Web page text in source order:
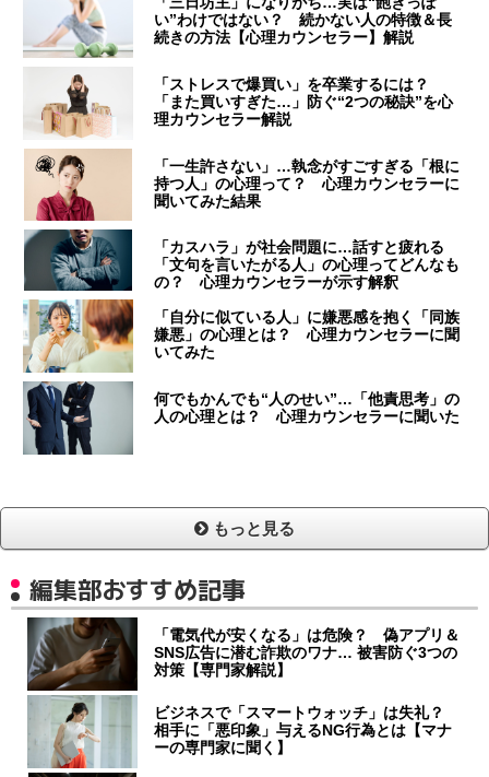
い”わけではない？ 続かない人の特徴＆長
続きの方法【心理カウンセラー】解説
「ストレスで爆買い」を卒業するには？
「また買いすぎた…」防ぐ“2つの秘訣”を心
理カウンセラー解説
「一生許さない」…執念がすごすぎる「根に
持つ人」の心理って？ 心理カウンセラーに
聞いてみた結果
「カスハラ」が社会問題に…話すと疲れる
「文句を言いたがる人」の心理ってどんなも
の？ 心理カウンセラーが示す解釈
「自分に似ている人」に嫌悪感を抱く「同族
嫌悪」の心理とは？ 心理カウンセラーに聞
いてみた
何でもかんでも“人のせい”…「他責思考」の
人の心理とは？ 心理カウンセラーに聞いた
もっと見る
編集部おすすめ記事
「電気代が安くなる」は危険？ 偽アプリ＆
SNS広告に潜む詐欺のワナ… 被害防ぐ3つの
対策【専門家解説】
ビジネスで「スマートウォッチ」は失礼？
相手に「悪印象」与えるNG行為とは【マナ
ーの専門家に聞く】